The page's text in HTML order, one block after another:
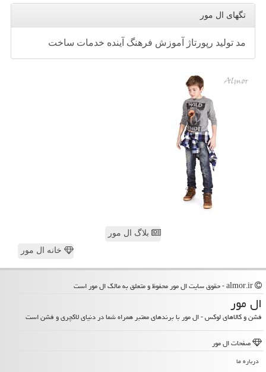
تگهای ال مور
مد تولید رپورتاژ آموزش فرهنگ آینده خدمات ساخت
بلاگ ال مور
خانه ال مور
ال مور
فشن و کالاهای لوکس - ال مور با برندهای معتبر همراه شما در دنیای لاکچری و فشن است
صفحات ال مور
درباره ما